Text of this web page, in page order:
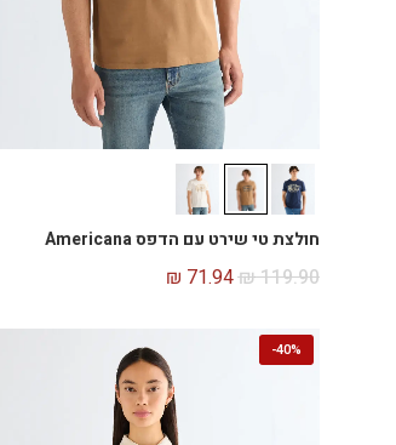
חולצת טי שירט עם הדפס Americana
₪119.90
₪ 71.94
40%
-